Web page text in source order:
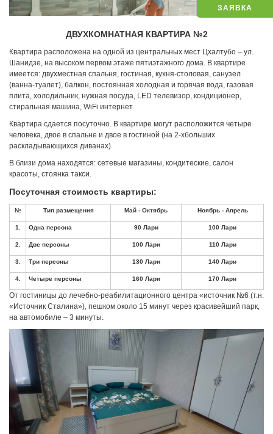
ЗАЯВКА
ДВУХКОМНАТНАЯ КВАРТИРА №2
Квартира расположена на одной из центральных мест Цхалтубо – ул.
Шанидзе, на высоком первом этаже пятиэтажного дома. В квартире
имеется: двухместная спальня, гостиная, кухня-столовая, санузел
(ванна-туалет), балкон, постоянная холодная и горячая вода, газовая
плита, холодильник, нужная посуда, LED телевизор, кондиционер,
стиральная машина, WiFi интернет.
Квартира сдается посуточно. В квартире могут расположится четыре
человека, двое в спальне и двое в гостиной (на 2-хбольших
раскладывающихся диванах).
В близи дома находятся: сетевые магазины, кондитеские, салон
красоты, стоянка такси.
Посуточная стоимость квартиры:
№ Тип размещения Май - Октябрь
1. Одна персона 90 Лари
От гостиницы до лечебно-реабилитационного центра «источник №6 (т.н.
«Источник Сталина»), пешком около 15 минут через красивейший парк,
на автомобиле – 3 минуты.